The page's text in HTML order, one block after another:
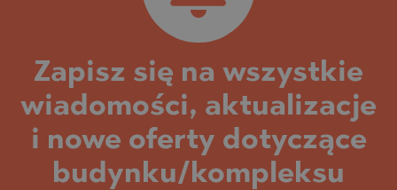
Zapisz się na wszystkie
wiadomości, aktualizacje
i nowe oferty dotyczące
budynku/kompleksu